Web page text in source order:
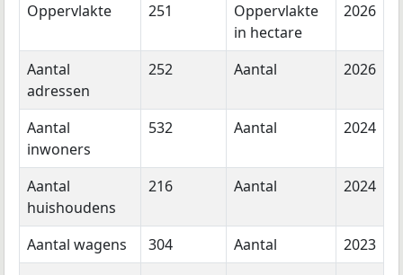
Oppervlakte 251
Oppervlakte
in hectare
2026
Aantal
adressen
252 Aantal 2026
Aantal
inwoners
532 Aantal 2024
Aantal
huishoudens
216 Aantal 2024
Aantal wagens 304 Aantal
2023